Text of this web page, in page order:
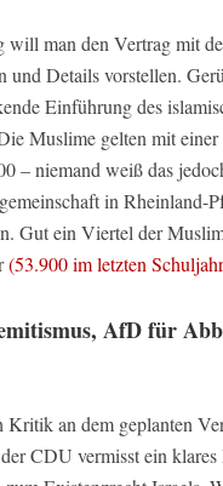
will man den Vertrag mit
und Details vorstellen.
Einführung des
Muslime gelten mit einer
– niemand weiß das
in Rheinland-
Gut ein Viertel der
(53.900 im letzten
AfD für
Kritik an dem geplanten
CDU vermisst ein klares